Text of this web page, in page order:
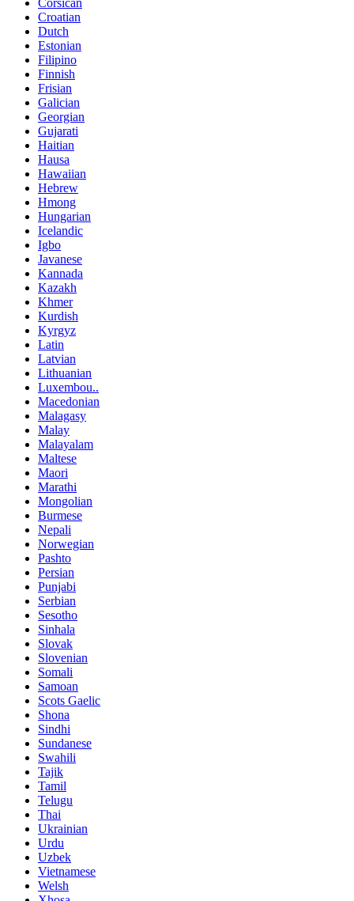
Corsican
Croatian
Dutch
Estonian
Filipino
Finnish
Frisian
Galician
Georgian
Gujarati
Haitian
Hausa
Hawaiian
Hebrew
Hmong
Hungarian
Icelandic
Igbo
Javanese
Kannada
Kazakh
Khmer
Kurdish
Kyrgyz
Latin
Latvian
Lithuanian
Luxembou..
Macedonian
Malagasy
Malay
Malayalam
Maltese
Maori
Marathi
Mongolian
Burmese
Nepali
Norwegian
Pashto
Persian
Punjabi
Serbian
Sesotho
Sinhala
Slovak
Slovenian
Somali
Samoan
Scots Gaelic
Shona
Sindhi
Sundanese
Swahili
Tajik
Tamil
Telugu
Thai
Ukrainian
Urdu
Uzbek
Vietnamese
Welsh